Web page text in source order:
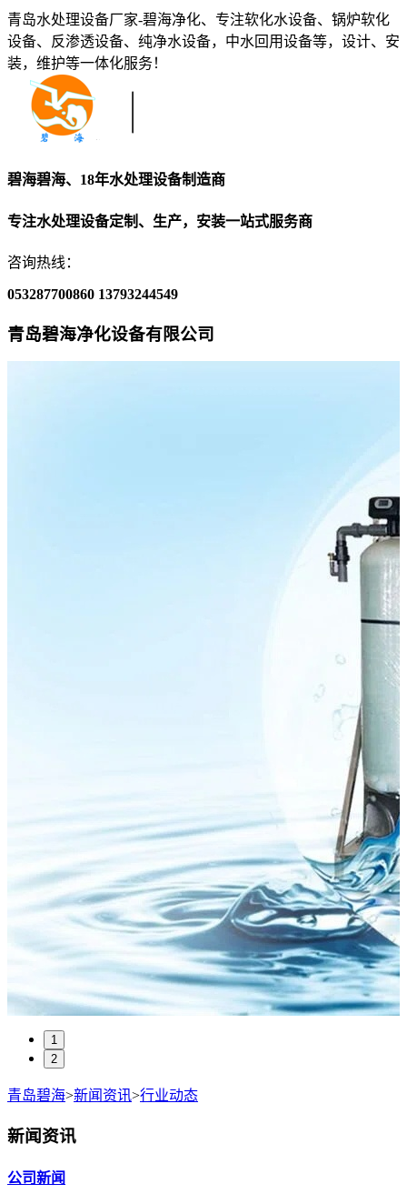
青岛水处理设备厂家-碧海净化、专注软化水设备、锅炉软化
设备、反渗透设备、纯净水设备，中水回用设备等，设计、安
装，维护等一体化服务！
碧海碧海、18年水处理设备制造商
专注水处理设备定制、生产，安装一站式服务商
咨询热线：
053287700860 13793244549
青岛碧海净化设备有限公司
1
2
青岛碧海>新闻资讯>行业动态
新闻资讯
公司新闻